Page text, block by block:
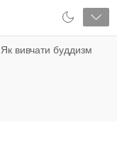
Як вивчати буддизм